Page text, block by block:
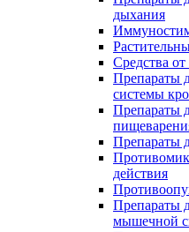
дыхания
Средства от
Препараты
системы
Препараты
Препараты
действия
Препараты
мышечной